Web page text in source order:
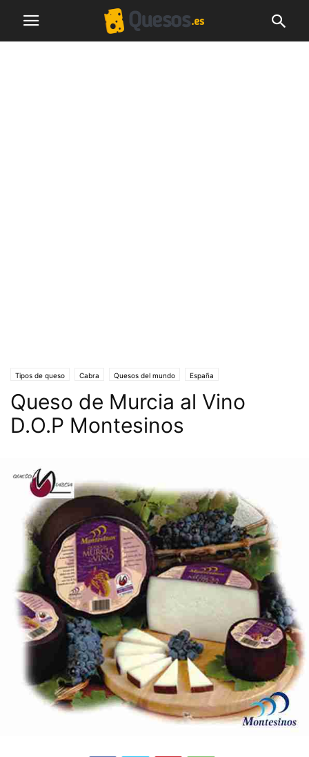
Tipos de queso Cabra Quesos del mundo España
Queso de Murcia al Vino
D.O.P Montesinos